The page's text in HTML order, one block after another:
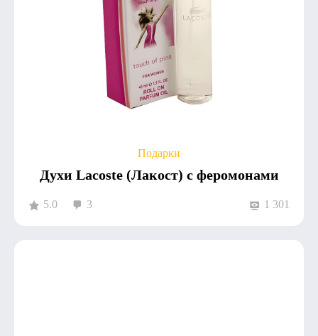
Подарки
Духи Lacoste (Лакост) с феромонами
5.0 3 1 301